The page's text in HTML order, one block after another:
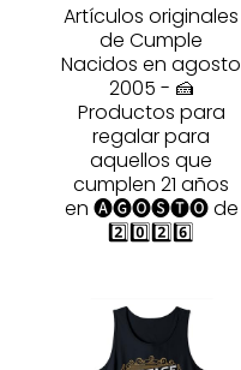
Artículos originales
de Cumple
Nacidos en agosto
2005 - 🍰
Productos para
regalar para
aquellos que
cumplen 21 años
en 🅐🅖🅞🅢🅣🅞 de
2️⃣0️⃣2️⃣6️⃣